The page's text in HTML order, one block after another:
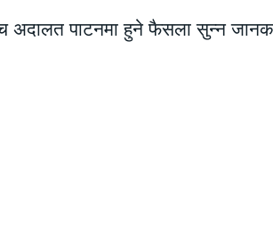
अदालत पाटनमा हुने फैसला सुन्न